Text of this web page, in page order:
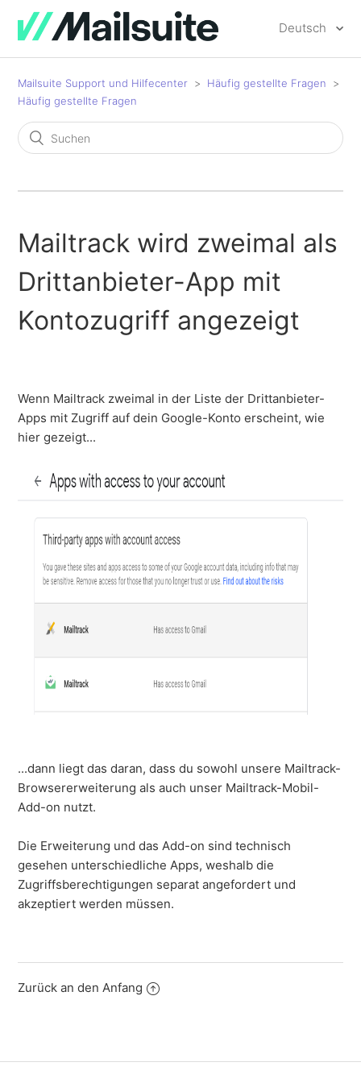
Deutsch
Mailsuite Support und Hilfecenter
Häufig gestellte Fragen
Häufig gestellte Fragen
Mailtrack wird zweimal als
Drittanbieter-App mit
Kontozugriff angezeigt
Wenn Mailtrack zweimal in der Liste der Drittanbieter-
Apps mit Zugriff auf dein Google-Konto erscheint, wie
hier gezeigt...
...dann liegt das daran, dass du sowohl unsere Mailtrack-
Browsererweiterung als auch unser Mailtrack-Mobil-
Add-on nutzt.
Die Erweiterung und das Add-on sind technisch
gesehen unterschiedliche Apps, weshalb die
Zugriffsberechtigungen separat angefordert und
akzeptiert werden müssen.
Zurück an den Anfang